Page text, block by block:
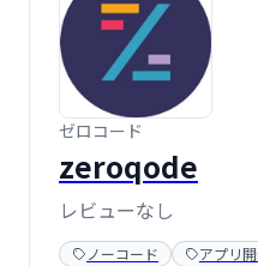
ゼロコード
zeroqode
レビューなし
ノーコード アプリ